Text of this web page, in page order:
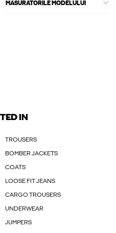
MĂSURĂTORILE MODELULUI
IN
TROUSERS
BOMBER JACKETS
COATS
LOOSE FIT JEANS
CARGO TROUSERS
UNDERWEAR
JUMPERS